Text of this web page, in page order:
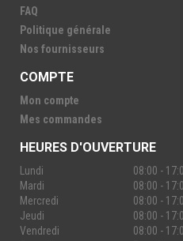
FAQ
Politique générale
Nos fournisseurs
COMPTE
Mon compte
Mes commandes
HEURES D'OUVERTURE
Lundi
08:00 -
Mardi
08:00 -
Mercredi
08:00 -
Jeudi
08:00 -
Vendredi
08:00 -